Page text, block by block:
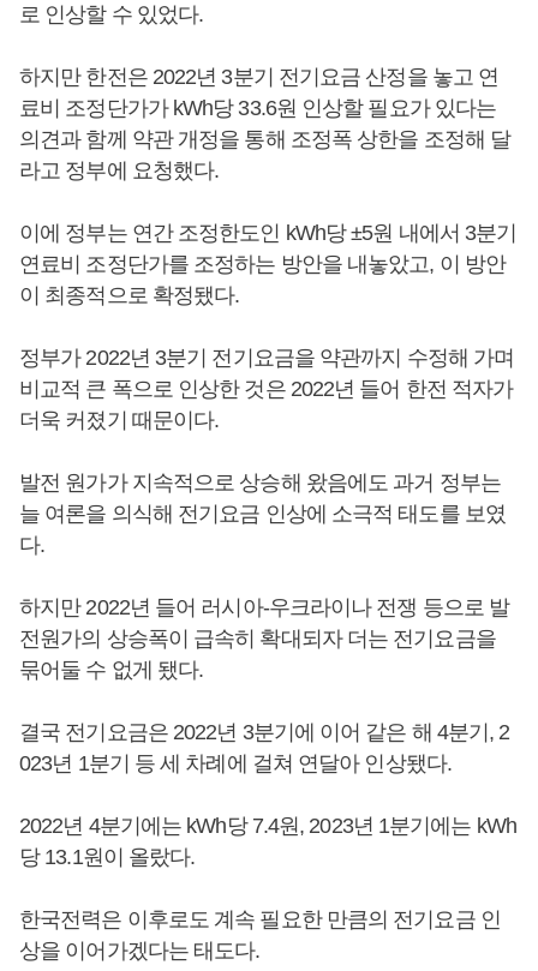
로 인상할 수 있었다.
하지만 한전은 2022년 3분기 전기요금 산정을 놓고 연
료비 조정단가가 kWh당 33.6원 인상할 필요가 있다는
의견과 함께 약관 개정을 통해 조정폭 상한을 조정해 달
라고 정부에 요청했다.
이에 정부는 연간 조정한도인 kWh당 ±5원 내에서 3분기
연료비 조정단가를 조정하는 방안을 내놓았고, 이 방안
이 최종적으로 확정됐다.
정부가 2022년 3분기 전기요금을 약관까지 수정해 가며
비교적 큰 폭으로 인상한 것은 2022년 들어 한전 적자가
더욱 커졌기 때문이다.
발전 원가가 지속적으로 상승해 왔음에도 과거 정부는
늘 여론을 의식해 전기요금 인상에 소극적 태도를 보였
다.
하지만 2022년 들어 러시아-우크라이나 전쟁 등으로 발
전원가의 상승폭이 급속히 확대되자 더는 전기요금을
묶어둘 수 없게 됐다.
결국 전기요금은 2022년 3분기에 이어 같은 해 4분기, 2
023년 1분기 등 세 차례에 걸쳐 연달아 인상됐다.
2022년 4분기에는 kWh당 7.4원, 2023년 1분기에는 kWh
당 13.1원이 올랐다.
한국전력은 이후로도 계속 필요한 만큼의 전기요금 인
상을 이어가겠다는 태도다.